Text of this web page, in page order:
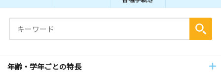
年齢・学年ごとの特長